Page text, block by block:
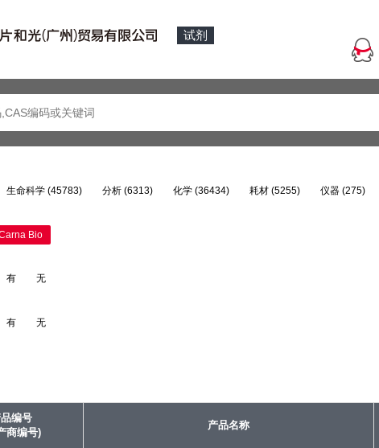
试剂
生命科学 (45783) 分析 (6313) 化学 (36434) 耗材 (5255) 仪器 (275)
Bio
有 无
有 无
编号
商编号)
产品名称